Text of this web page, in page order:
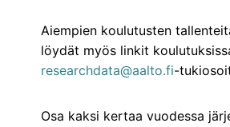
Aiempien koulutusten
löydät myös linkit
researchdata@aalto.fi-
Osa kaksi kertaa vuodessa